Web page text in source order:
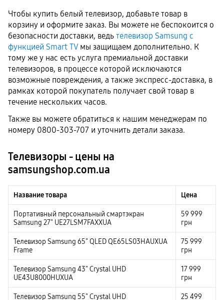
Чтобы купить белый телевизор, добавьте товар в
корзину и оформите заказ. Вы можете не беспокоится о
безопасности доставки, ведь телевизор Samsung с
функцией Smart TVмы защищаем дополнительно. К
тому же у нас есть услуга премиальной доставки
телевизоров, в процессе которой исключаются
возможные повреждения, а также экспресс-доставка, в
рамках которой покупатель получает свой товар в
течение нескольких часов.
Также вы можете обратиться к нашим менеджерам по
номеру 0800-303-707 и уточнить детали заказа.
Телевизоры - цены на
samsungshop.com.ua
Название товара Цена
Портативный персональный смартэкран
Samsung 27" UE27LSM7FAXXUA
59 999
грн
Телевизор Samsung 65" QLED QE65LS03HAUXUA
Frame
75 999
грн
Телевизор Samsung 43" Crystal UHD
UE43U8000HUXUA
17 999
грн
Телевизор Samsung 55" Crystal UHD 25 499